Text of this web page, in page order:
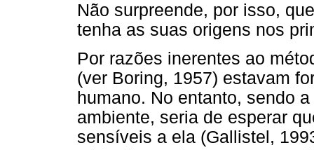
Não surpreende, por isso,
tenha as suas origens nos
Por razões inerentes ao
(ver Boring, 1957) estavam
humano. No entanto, sendo
ambiente, seria de esperar
sensíveis a ela (Gallistel,